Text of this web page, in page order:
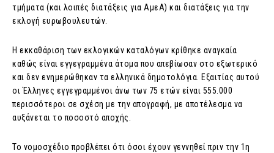
τμήματα (και λοιπές διατάξεις για ΑμεΑ) και διατάξεις για την
εκλογή ευρωβουλευτών.
Η εκκαθάριση των εκλογικών καταλόγων κρίθηκε αναγκαία
καθώς είναι εγγεγραμμένα άτομα που απεβίωσαν στο εξωτερικό
και δεν ενημερώθηκαν τα ελληνικά δημοτολόγια. Εξαιτίας αυτού
οι Έλληνες εγγεγραμμένοι άνω των 75 ετών είναι 555.000
περισσότεροι σε σχέση με την απογραφή, με αποτέλεσμα να
αυξάνεται το ποσοστό αποχής.
Το νομοσχέδιο προβλέπει ότι όσοι έχουν γεννηθεί πριν την 1η